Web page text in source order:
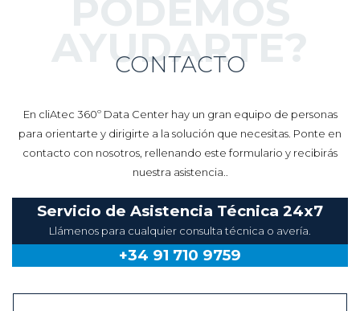
AYUDARTE?
CONTACTO
En cliAtec 360º Data Center hay un gran equipo de personas
para orientarte y dirigirte a la solución que necesitas. Ponte en
contacto con nosotros, rellenando este formulario y recibirás
nuestra asistencia..
Servicio de Asistencia Técnica 24x7
Llámenos para cualquier consulta técnica o avería.
+34 91 710 9759